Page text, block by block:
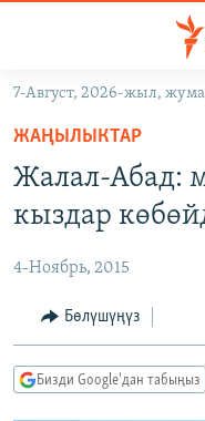
Навигацияга
өтүңүз
Издөөгө
салыңыз
ЭКОНОМИКА
МАДАНИЯТ
БОРБОР АЗИЯ
УКРАИНА
АТАЙЫН ИЛИКТӨӨ
ТВ ПРОГРАММАЛАР
ЭКСПЕРТТЕР ТАЛДАЙТ
ӨЗГӨЧӨ ПИКИР
7-Август, 2026-жыл,
ЖАҢЫЛЫКТАР
Жалал-Абад:
кыздар
4-Ноябрь, 2015
Бөлүшүңүз
Бизди Google'дан табыңыз